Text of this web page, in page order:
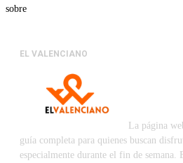
sobre
EL VALENCIANO
La página
guía completa para quienes buscan
especialmente durante el fin de semana.